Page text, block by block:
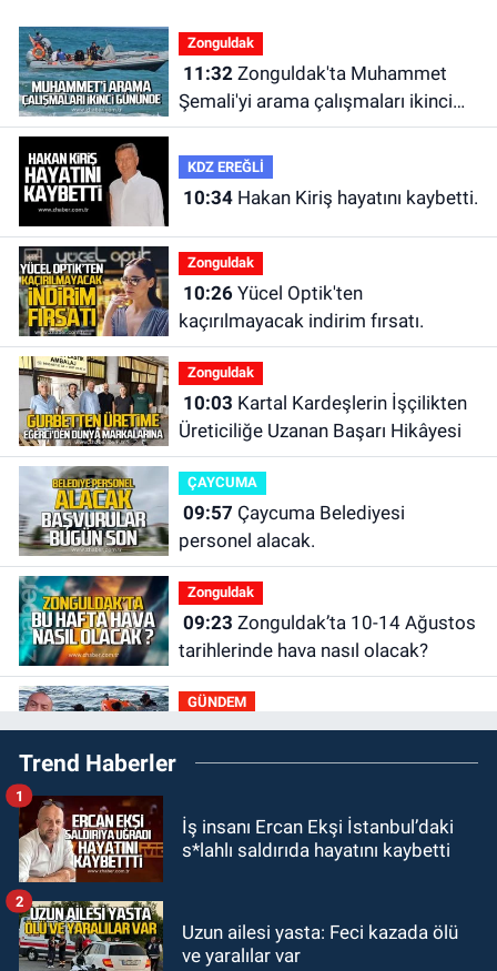
Zonguldak
11:32Zonguldak'ta Muhammet
Şemali'yi arama çalışmaları ikinci
gününde.
KDZ EREĞLİ
10:34 Hakan Kiriş hayatını kaybetti.
Zonguldak
10:26Yücel Optik'ten
kaçırılmayacak indirim fırsatı.
Zonguldak
10:03
Üreticiliğe Uzanan Başarı Hikâyesi
ÇAYCUMA
09:57
personel alacak.
Zonguldak
09:23
tarihlerinde hava nasıl olacak?
GÜNDEM
00:19Zonguldak'ta boğulmalar
neden yaşandı? Batur Hamarat
23:21Zonguldak'a tur ile gelip
denize giren 16 yaşındaki çocuk
22:54Zonguldakspor Nevzat Bilen
Trend Haberler
İş insanı Ercan Ekşi İstanbul’daki
s*lahlı saldırıda hayatını kaybetti
1
Uzun ailesi yasta: Feci kazada ölü
ve yaralılar var
2